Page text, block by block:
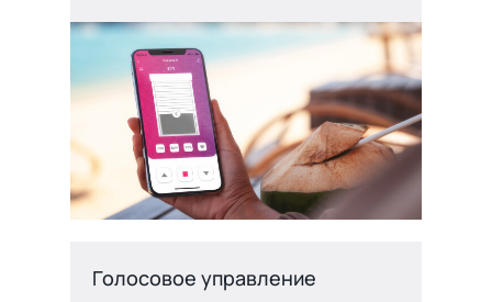
Голосовое управление